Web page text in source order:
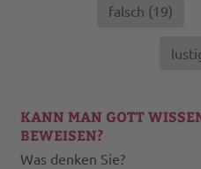
falsch (19)
KANN MAN GOTT
BEWEISEN?
Was denken Sie?